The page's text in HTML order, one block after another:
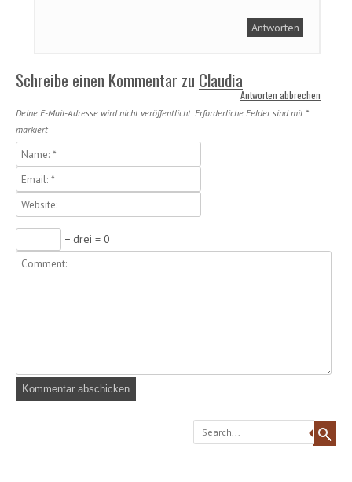
Antworten
Schreibe einen Kommentar zu Claudia
Antworten abbrechen
Deine E-Mail-Adresse wird nicht veröffentlicht. Erforderliche Felder sind mit *
markiert
− drei = 0
Search